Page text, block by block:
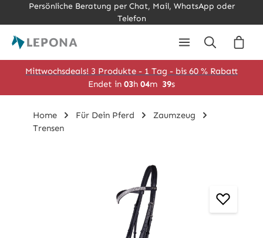
Zum Hauptinhalt springen
Persönliche Beratung per Chat, Mail, WhatsApp oder
Telefon
Mittwochsdeals! 3 Produkte - 1 Tag - bis 60 % Rabatt
Endet in 03h 04m 39s
Home Für Dein Pferd
Zaumzeug
Trensen